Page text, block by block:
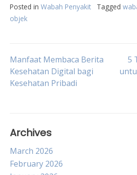
Posted in Wabah Penyakit Tagged
objek
Post
navigation
Manfaat Membaca Berita
Kesehatan Digital bagi
Kesehatan Pribadi
5
Archives
March 2026
February 2026